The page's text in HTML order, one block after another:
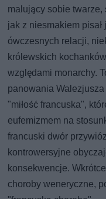
malujący sobie twarze,
jak z niesmakiem pisał
ówczesnych relacji,
królewskich
względami monarchy.
panowania
"miłość francuska",
eufemizmem na
francuski dwór
kontrowersyjne
konsekwencje.
choroby weneryczne,